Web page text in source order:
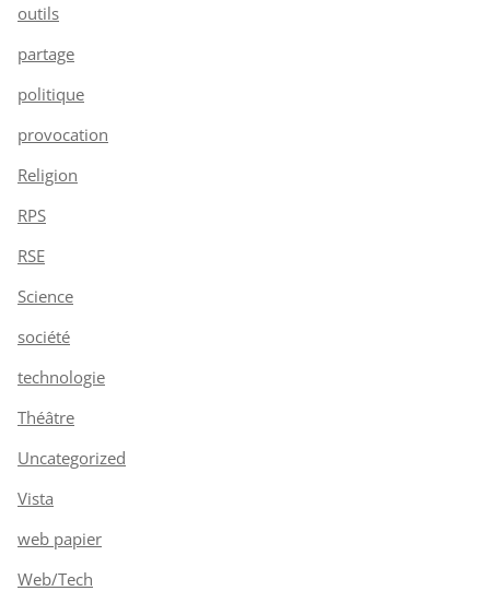
outils
partage
politique
provocation
Religion
RPS
RSE
Science
société
technologie
Théâtre
Uncategorized
Vista
web papier
Web/Tech